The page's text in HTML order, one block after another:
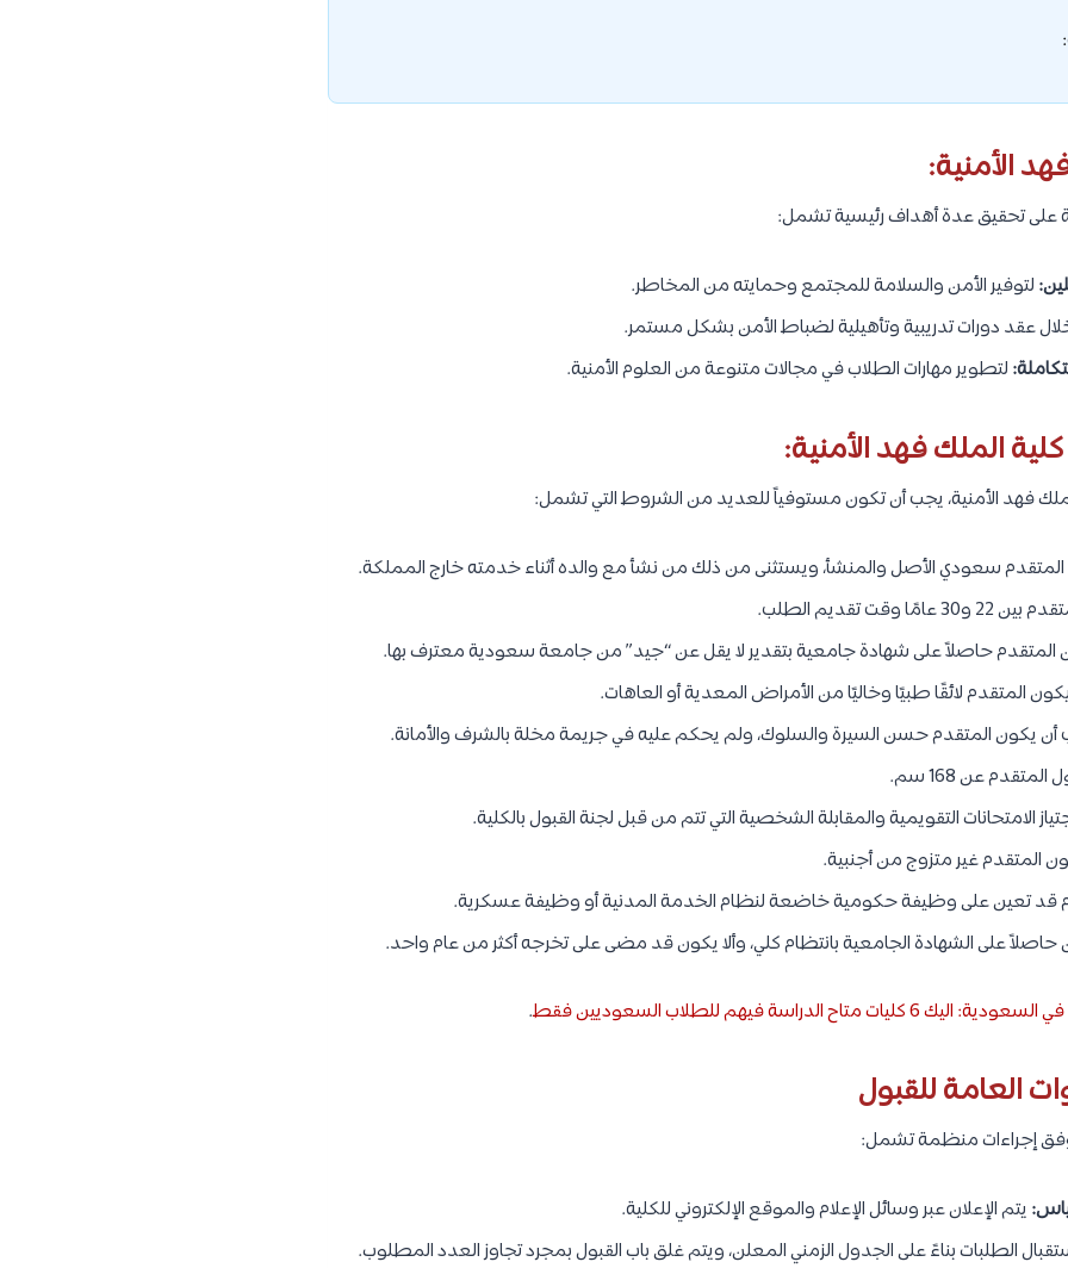
الأمنية:
على تحقيق عدة أهداف رئيسية تشمل:
لتوفير الأمن والسلامة للمجتمع وحمايته من المخاطر.
عقد دورات تدريبية وتأهيلية لضباط الأمن بشكل مستمر.
لتطوير مهارات الطلاب في مجالات متنوعة من العلوم الأمنية.
الملك فهد الأمنية:
فهد الأمنية، يجب أن تكون مستوفياً للعديد من الشروط التي تشمل:
سعودي الأصل والمنشأ، ويستثنى من ذلك من نشأ مع والده أثناء خدمته خارج المملكة.
وقت تقديم الطلب.
حاصلاً على شهادة جامعية بتقدير لا يقل عن “جيد” من جامعة سعودية معترف بها.
المتقدم لائقًا طبيًا وخاليًا من الأمراض المعدية أو العاهات.
يكون المتقدم حسن السيرة والسلوك، ولم يحكم عليه في جريمة مخلة بالشرف والأمانة.
عن 168 سم.
الامتحانات التقويمية والمقابلة الشخصية التي تتم من قبل لجنة القبول بالكلية.
المتقدم غير متزوج من أجنبية.
قد تعين على وظيفة حكومية خاضعة لنظام الخدمة المدنية أو وظيفة عسكرية.
على الشهادة الجامعية بانتظام كلي، وألا يكون قد مضى على تخرجه أكثر من عام واحد.
متاح الدراسة فيهم للطلاب السعوديين فقط .
العامة للقبول
وفق إجراءات منظمة تشمل:
يتم الإعلان عبر وسائل الإعلام والموقع الإلكتروني للكلية.
الطلبات بناءً على الجدول الزمني المعلن، ويتم غلق باب القبول بمجرد تجاوز العدد المطلوب.